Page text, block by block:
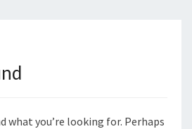
what you’re looking for. Perhaps